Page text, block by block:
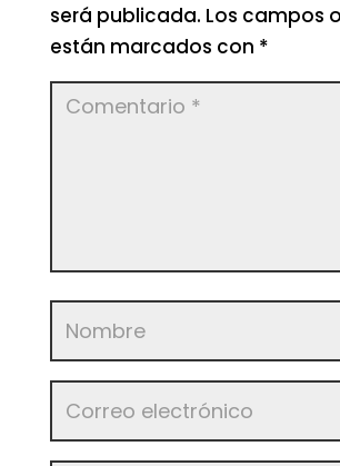
será publicada. Los campos
están marcados con *